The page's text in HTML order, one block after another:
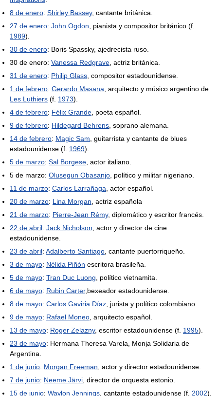
8 de enero: Shirley Bassey, cantante británica.
27 de enero: John Ogdon , pianista y compositor británico (f.
1989).
30 de enero: Boris Spassky, ajedrecista ruso.
30 de enero: Vanessa Redgrave , actriz británica.
31 de enero: Philip Glass , compositor estadounidense.
1 de febrero: Gerardo Masana , arquitecto y músico argentino de
Les Luthiers (f. 1973).
4 de febrero: Félix Grande , poeta español.
9 de febrero: Hildegard Behrens , soprano alemana.
14 de febrero: Magic Sam , guitarrista y cantante de blues
estadounidense (f. 1969).
5 de marzo: Sal Borgese , actor italiano.
5 de marzo: Olusegun Obasanjo , político y militar nigeriano.
11 de marzo: Carlos Larrañaga , actor español.
20 de marzo: Lina Morgan , actriz española
21 de marzo: Pierre-Jean Rémy, diplomático y escritor francés.
22 de abril: Jack Nicholson , actor y director de cine
estadounidense.
23 de abril: Adalberto Santiago , cantante puertorriqueño.
3 de mayo: Nélida Piñón escritora brasileña.
5 de mayo: Tran Duc Luong , político vietnamita.
6 de mayo: Rubin Carter,bexeador estadounidense.
8 de mayo: Carlos Gaviria Díaz , jurista y político colombiano.
9 de mayo: Rafael Moneo , arquitecto español.
13 de mayo: Roger Zelazny, escritor estadounidense (f. 1995).
23 de mayo: Hermana Theresa Varela, Monja Solidaria de
Argentina.
1 de junio: Morgan Freeman , actor y director estadounidense.
7 de junio: Neeme Järvi , director de orquesta estonio.
15 de junio: Waylon Jennings , cantante estadounidense (f. 2002).